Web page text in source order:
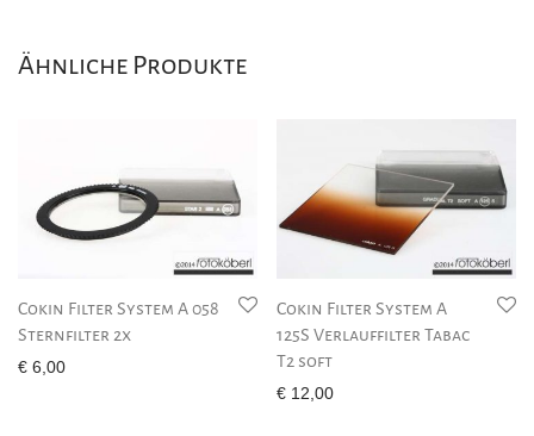
Ähnliche Produkte
Cokin Filter System A 058
Sternfilter 2x
€ 6,00
Cokin Filter System A
125S Verlauffilter Tabac
T2 soft
€ 12,00